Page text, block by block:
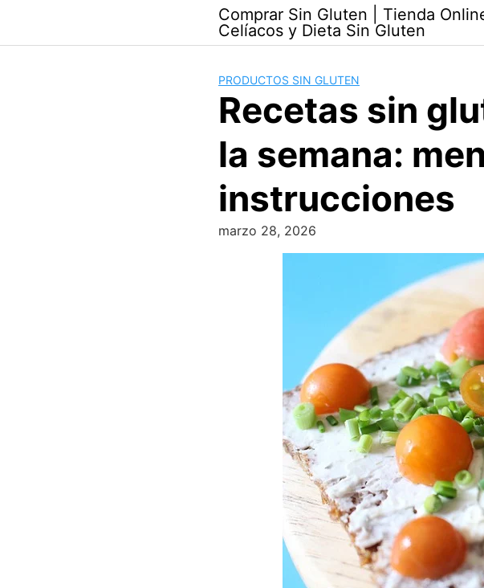
content
Comprar Sin Gluten | Tienda
Celíacos y Dieta Sin Gluten
PRODUCTOS SIN GLUTEN
Recetas sin
la semana:
instrucciones
marzo 28, 2026